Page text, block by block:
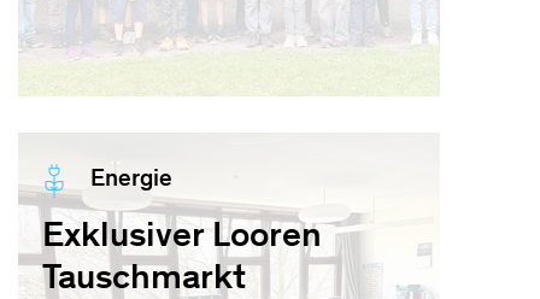
Energie
Exklusiver Looren
Tauschmarkt